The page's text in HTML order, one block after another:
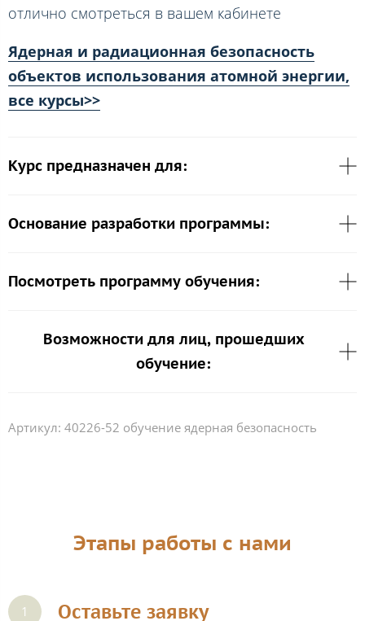
отлично смотреться в вашем кабинете
Ядерная и радиационная безопасность
объектов использования атомной энергии,
все курсы>>
Курс предназначен для:
Основание разработки программы:
Посмотреть программу обучения:
Возможности для лиц, прошедших
обучение:
Артикул: 40226-52 обучение ядерная безопасность
Этапы работы с нами
Оставьте заявку